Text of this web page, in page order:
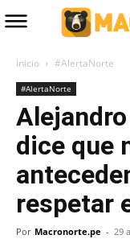
Inicio #AlertaNorte
#AlertaNorte
dice que
respetar
Por Macronorte.pe - 29